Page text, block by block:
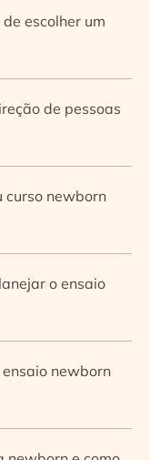
escolher um
de pessoas
curso newborn
o ensaio
newborn